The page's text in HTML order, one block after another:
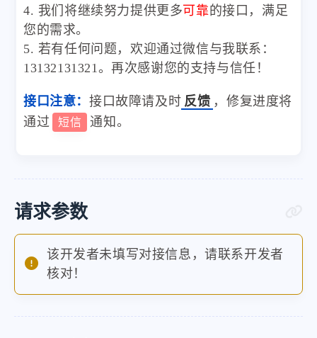
4. 我们将继续努力提供更多可靠的接口，满足
您的需求。
5. 若有任何问题，欢迎通过微信与我联系：
13132131321。再次感谢您的支持与信任！
接口注意： 接口故障请及时 反馈 ，修复进度将
通过
短信 通知。
请求参数
该开发者未填写对接信息，请联系开发者
核对！